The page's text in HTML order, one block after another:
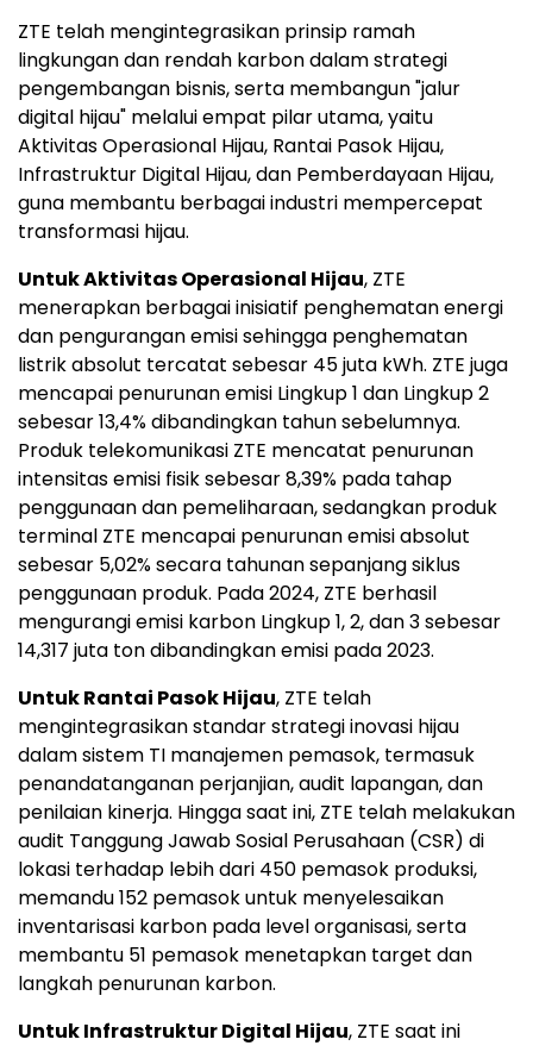
ZTE telah mengintegrasikan prinsip ramah
lingkungan dan rendah karbon dalam strategi
pengembangan bisnis, serta membangun "jalur
digital hijau" melalui empat pilar utama, yaitu
Aktivitas Operasional Hijau, Rantai Pasok Hijau,
Infrastruktur Digital Hijau, dan Pemberdayaan Hijau,
guna membantu berbagai industri mempercepat
transformasi hijau.
Untuk Aktivitas Operasional Hijau, ZTE
menerapkan berbagai inisiatif penghematan energi
dan pengurangan emisi sehingga penghematan
listrik absolut tercatat sebesar 45 juta kWh. ZTE juga
mencapai penurunan emisi Lingkup 1 dan Lingkup 2
sebesar 13,4% dibandingkan tahun sebelumnya.
Produk telekomunikasi ZTE mencatat penurunan
intensitas emisi fisik sebesar 8,39% pada tahap
penggunaan dan pemeliharaan, sedangkan produk
terminal ZTE mencapai penurunan emisi absolut
sebesar 5,02% secara tahunan sepanjang siklus
penggunaan produk. Pada 2024, ZTE berhasil
mengurangi emisi karbon Lingkup 1, 2, dan 3 sebesar
14,317 juta ton dibandingkan emisi pada 2023.
Untuk Rantai Pasok Hijau, ZTE telah
mengintegrasikan standar strategi inovasi hijau
dalam sistem TI manajemen pemasok, termasuk
penandatanganan perjanjian, audit lapangan, dan
penilaian kinerja. Hingga saat ini, ZTE telah melakukan
audit Tanggung Jawab Sosial Perusahaan (CSR) di
lokasi terhadap lebih dari 450 pemasok produksi,
memandu 152 pemasok untuk menyelesaikan
inventarisasi karbon pada level organisasi, serta
membantu 51 pemasok menetapkan target dan
langkah penurunan karbon.
Untuk Infrastruktur Digital Hijau, ZTE saat ini